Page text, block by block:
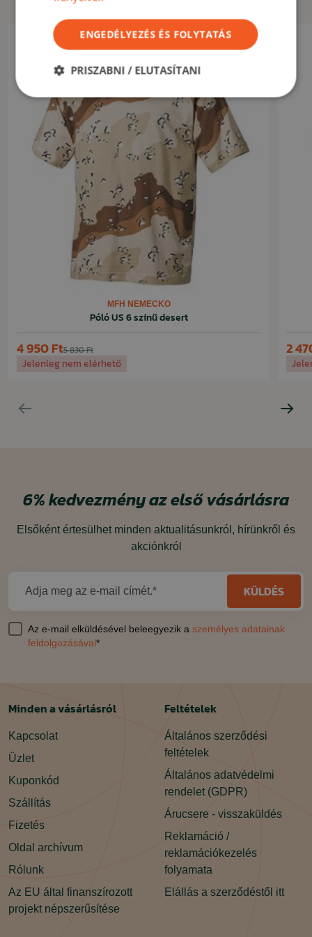
kellemes anyag
kényelmes szabás
izzadságelvezető anyag
FELHASZNÁLÁS
Munkához, túrázáshoz, sportoláshoz vagy mindennapi viseletre
alkalmas.
MUTASS KEVESEBBET
Akció -15%
MFH NEMECKO
Póló US 6 színű desert
5 830 Ft
4 950 Ft
Jelenleg nem elérhető
2
6%kedvezményaz első vásárlásra
Elsőként értesülhet minden aktualitásunkról, hírünkről és
akciónkról
Adja meg az e-mail címét.* KÜLDÉS
Az e-mail elküldésével beleegyezik a személyes adatainak
feldolgozásával*
Minden a vásárlásról
Kapcsolat
Üzlet
Kuponkód
Szállítás
Fizetés
Oldal archívum
Rólunk
Az EU által finanszírozott
projekt népszerűsítése
Feltételek
Általános szerződési
feltételek
Általános adatvédelmi
rendelet (GDPR)
Árucsere - visszaküldés
Reklamáció /
reklamációkezelés
folyamata
Elállás a szerződéstől itt
ENGEDÉLYEZÉS ÉS FOLYTATÁS
PRISZABNI / ELUTASÍTANI